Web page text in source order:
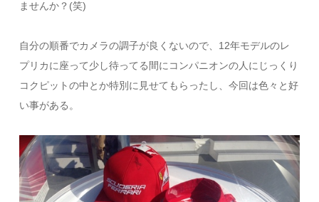
ませんか？(笑)
自分の順番でカメラの調子が良くないので、12年モデルのレ
プリカに座って少し待ってる間にコンパニオンの人にじっくり
コクピットの中とか特別に見せてもらったし、今回は色々と好
い事がある。